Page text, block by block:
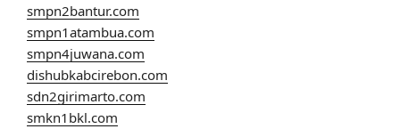
smpn2bantur.com
smpn1atambua.com
smpn4juwana.com
dishubkabcirebon.com
sdn2girimarto.com
smkn1bkl.com